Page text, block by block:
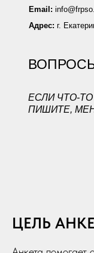
Адрес: г.
Email:
ЕСЛИ ЧТО-
ПИШИТЕ,
ЦЕЛЬ